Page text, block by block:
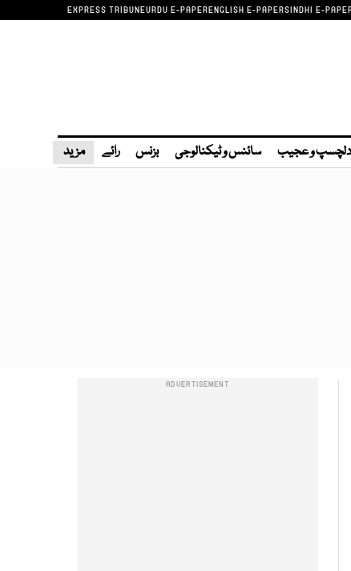
EXPRESS TRIBUNEURDU E-PAPERENGLISH E-PAPERSINDHI E-
دلچسپ و عجیب سائنس و ٹیکنالوجی بزنس رائے مزید